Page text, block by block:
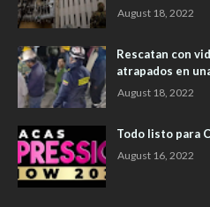
August 18, 2022
Rescatan con
atrapados en
August 18, 2022
Todo listo para
August 16, 2022